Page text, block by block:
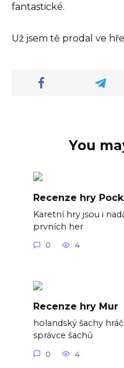
fantastické.
Už jsem tě prodal ve
You
Recenze hry
Karetní hry jsou i
prvních her
0 4
Recenze hry Mur
holandský šachy
správce šachů
0 4